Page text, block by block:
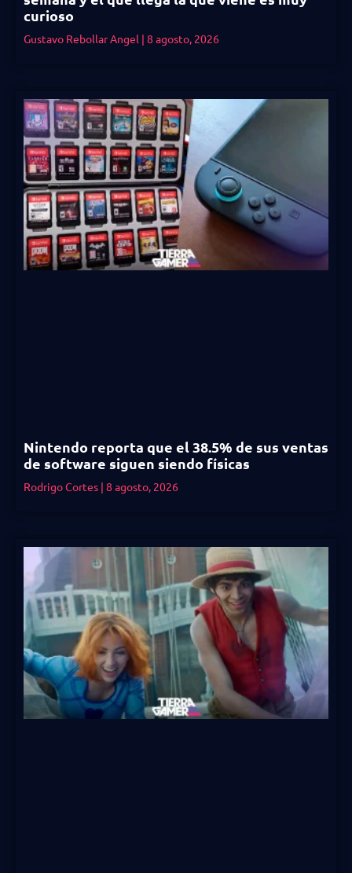
curioso
Gustavo Rebollar Angel 8 agosto, 2026
Nintendo reporta que el 38.5% de sus ventas
de software siguen siendo físicas
Rodrigo Cortes 8 agosto, 2026